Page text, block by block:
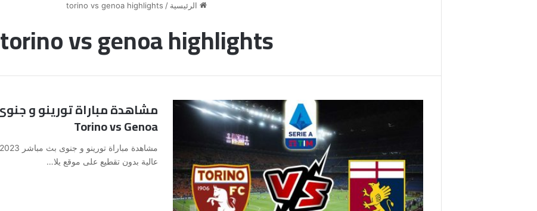
الرئيسية /
torino vs genoa highlights
torino vs genoa highlights
Torino vs Genoa
عالية بدون تقطيع على موقع يلا…